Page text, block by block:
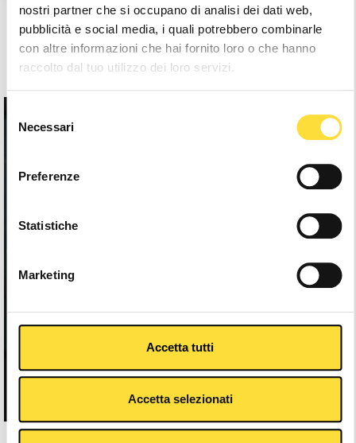
nostri partner che si occupano di analisi dei dati web,
pubblicità e social media, i quali potrebbero combinarle
con altre informazioni che hai fornito loro o che hanno
raccolto dal tuo utilizzo dei loro servizi.
delNecessari
Preferenze
Statistiche
Marketing
Accetta tutti
Accetta selezionati